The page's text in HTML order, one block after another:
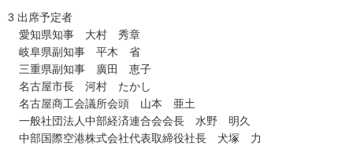
3 出席予定者
愛知県知事 大村 秀章
岐阜県副知事 平木 省
三重県副知事 廣田 恵子
名古屋市長 河村 たかし
名古屋商工会議所会頭 山本 亜土
一般社団法人中部経済連合会会長 水野 明久
中部国際空港株式会社代表取締役社長 犬塚 力